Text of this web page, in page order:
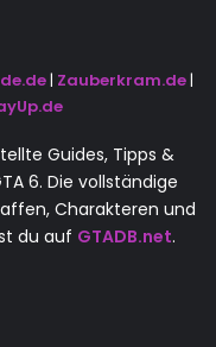
| Zauberkram.de|
Guides, Tipps &
6. Die vollständige
Charakteren und
du auf GTADB.net.